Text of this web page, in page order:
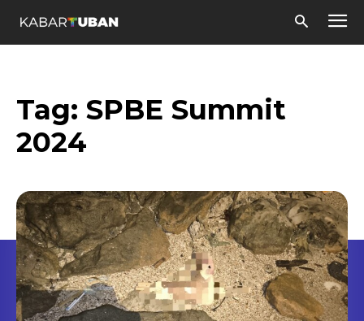
Tag: SPBE Summit
2024